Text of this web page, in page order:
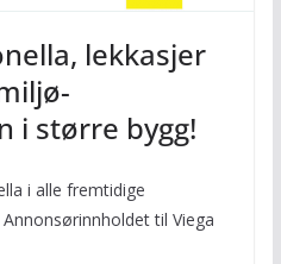
lekkasjer
i større bygg!
i alle fremtidige
til Viega